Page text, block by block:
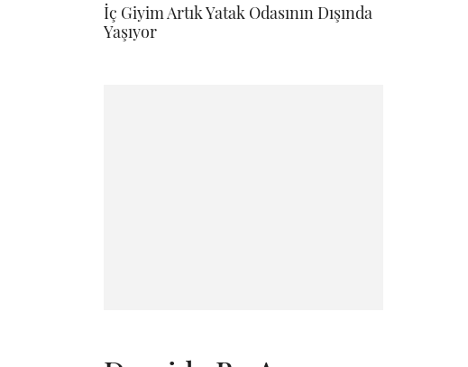
İç Giyim Artık Yatak Odasının Dışında
Yaşıyor